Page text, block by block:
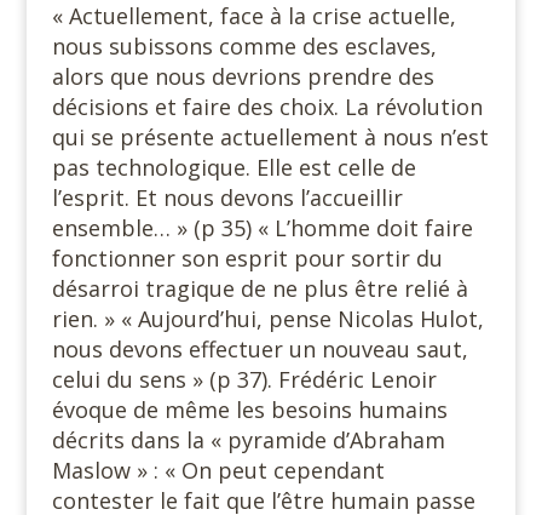
« Actuellement, face à la crise actuelle,
nous subissons comme des esclaves,
alors que nous devrions prendre des
décisions et faire des choix. La révolution
qui se présente actuellement à nous n’est
pas technologique. Elle est celle de
l’esprit. Et nous devons l’accueillir
ensemble… » (p 35) « L’homme doit faire
fonctionner son esprit pour sortir du
désarroi tragique de ne plus être relié à
rien. » « Aujourd’hui, pense Nicolas Hulot,
nous devons effectuer un nouveau saut,
celui du sens » (p 37). Frédéric Lenoir
évoque de même les besoins humains
décrits dans la « pyramide d’Abraham
Maslow » : « On peut cependant
contester le fait que l’être humain passe